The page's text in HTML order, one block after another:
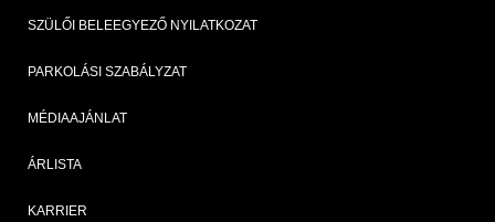
SZÜLŐI BELEEGYEZŐ NYILATKOZAT
PARKOLÁSI SZABÁLYZAT
MÉDIAAJÁNLAT
ÁRLISTA
KARRIER